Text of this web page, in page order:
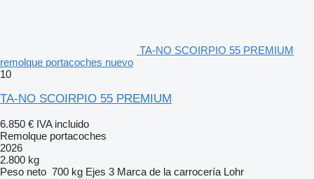
TA-NO SCOIRPIO 55 PREMIUM
remolque portacoches nuevo
10
TA-NO SCOIRPIO 55 PREMIUM
6.850 € IVA incluido
Remolque portacoches
2026
2.800 kg
Peso neto 700 kg Ejes 3 Marca de la carrocería Lohr